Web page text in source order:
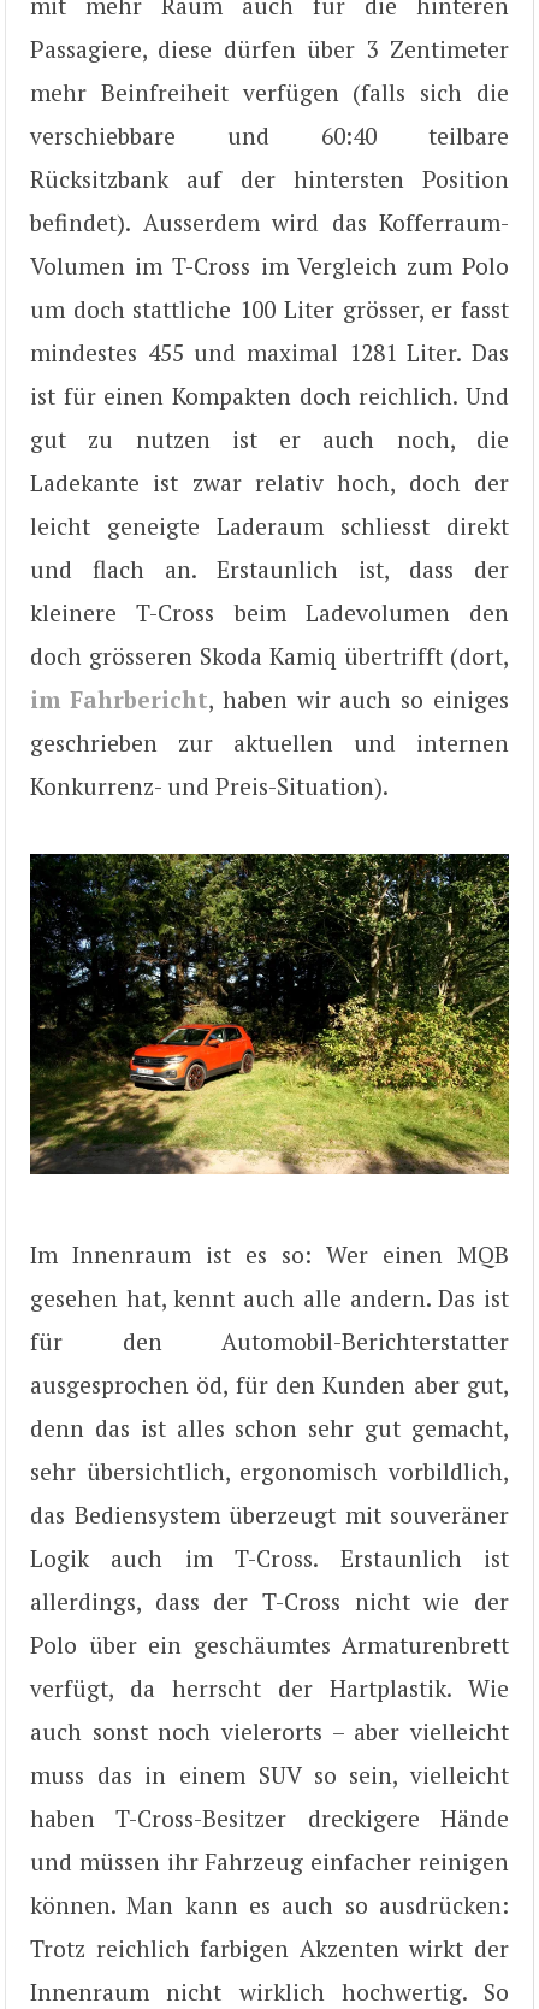
Passagiere, diese dürfen über 3 Zentimeter
mehr Beinfreiheit verfügen (falls sich die
verschiebbare und 60:40 teilbare
Rücksitzbank auf der hintersten Position
befindet). Ausserdem wird das Kofferraum-
Volumen im T-Cross im Vergleich zum Polo
um doch stattliche 100 Liter grösser, er fasst
mindestes 455 und maximal 1281 Liter. Das
ist für einen Kompakten doch reichlich. Und
gut zu nutzen ist er auch noch, die
Ladekante ist zwar relativ hoch, doch der
leicht geneigte Laderaum schliesst direkt
und flach an. Erstaunlich ist, dass der
kleinere T-Cross beim Ladevolumen den
doch grösseren Skoda Kamiq übertrifft (dort,
im Fahrbericht, haben wir auch so einiges
geschrieben zur aktuellen und internen
Konkurrenz- und Preis-Situation).
Im Innenraum ist es so: Wer einen MQB
gesehen hat, kennt auch alle andern. Das ist
für den Automobil-Berichterstatter
ausgesprochen öd, für den Kunden aber gut,
denn das ist alles schon sehr gut gemacht,
sehr übersichtlich, ergonomisch vorbildlich,
das Bediensystem überzeugt mit souveräner
Logik auch im T-Cross. Erstaunlich ist
allerdings, dass der T-Cross nicht wie der
Polo über ein geschäumtes Armaturenbrett
verfügt, da herrscht der Hartplastik. Wie
auch sonst noch vielerorts – aber vielleicht
muss das in einem SUV so sein, vielleicht
haben T-Cross-Besitzer dreckigere Hände
und müssen ihr Fahrzeug einfacher reinigen
können. Man kann es auch so ausdrücken:
Trotz reichlich farbigen Akzenten wirkt der
Innenraum nicht wirklich hochwertig. So